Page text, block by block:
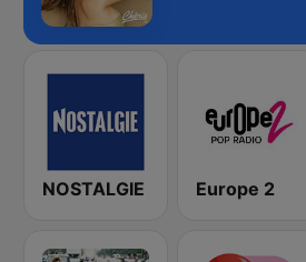
NOSTALGIE Europe 2